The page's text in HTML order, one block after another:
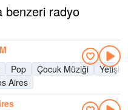
benzeri radyo
Pop Çocuk Müziği
Aires